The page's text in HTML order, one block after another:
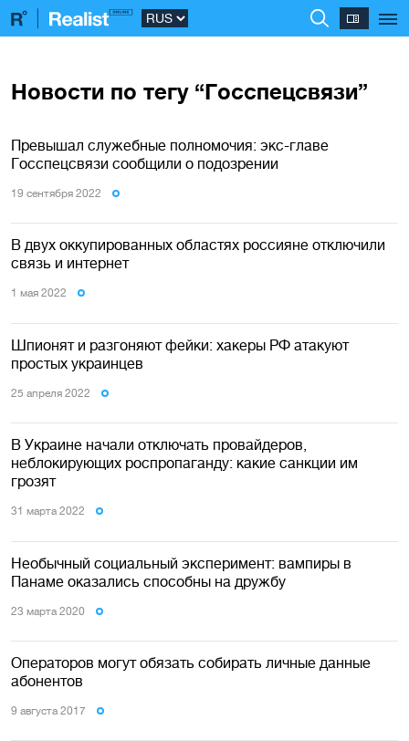
Новости по тегу “Госспецсвязи”
Превышал служебные полномочия: экс-главе
Госспецсвязи сообщили о подозрении
19 сентября 2022
В двух оккупированных областях россияне отключили
связь и интернет
1 мая 2022
Шпионят и разгоняют фейки: хакеры РФ атакуют
простых украинцев
25 апреля 2022
В Украине начали отключать провайдеров,
неблокирующих роспропаганду: какие санкции им
грозят
31 марта 2022
Необычный социальный эксперимент: вампиры в
Панаме оказались способны на дружбу
23 марта 2020
Операторов могут обязать собирать личные данные
абонентов
9 августа 2017